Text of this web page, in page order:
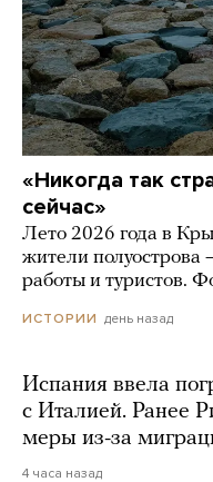
«Никогда так
сейчас»
Лето 2026 года в
жители полуострова
работы и туристов.
ИСТОРИИ день назад
Испания ввела
с Италией. Ранее
меры из-за
4 часа назад